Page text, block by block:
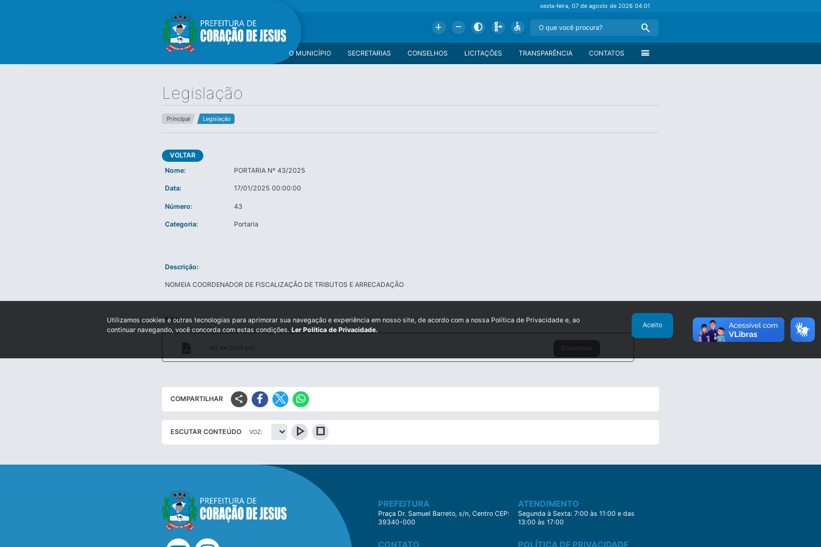
sexta-feira, 07 de agosto de 202604:01
Add Remove Contrast Schema Accessible Search
menu
CONTATOS
TRANSPARÊNCIA
LICITAÇÕES
CONSELHOS
SECRETARIAS
O MUNICÍPIO
Legislação
Principal Legislação
VOLTAR
Nome:
PORTARIA Nº 43/2025
Data: 17/01/2025 00:00:00
Número: 43
Categoria: Portaria
Descrição:
NOMEIA COORDENADOR DE FISCALIZAÇÃO DE TRIBUTOS E ARRECADAÇÃO
Edital:
43_de_2025.pdf Download
COMPARTILHAR share
ESCUTAR CONTEÚDO VOZ: play_arrow stop
PREFEITURA
Praça Dr. Samuel Barreto, s/n, Centro CEP:
39340-000
ATENDIMENTO
Segunda à Sexta: 7:00 às 11:00 e das
13:00 às 17:00
CONTATO POLÍTICA DE PRIVACIDADE
Utilizamos cookies e outras tecnologias para aprimorar sua navegação e experiência em nosso site, de acordo com a nossa Política de Privacidade e, ao
continuar navegando, você concorda com estas condições. Ler Política de Privacidade.
Aceito